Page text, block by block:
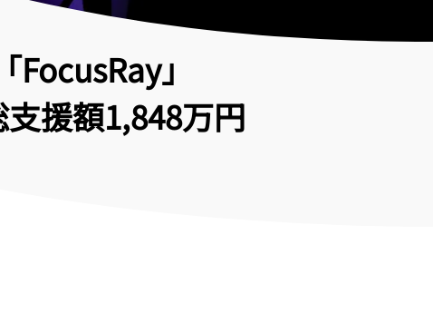
」
援額1,848万円